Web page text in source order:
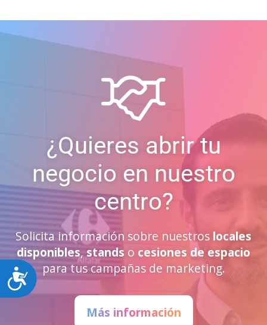
Accesibilidad
¿Quieres abrir tu
negocio en nuestro
centro?
Solicita información sobre nuestros locales
disponibles, stands o cesiones de espacio
para tus campañas de marketing.
Más información